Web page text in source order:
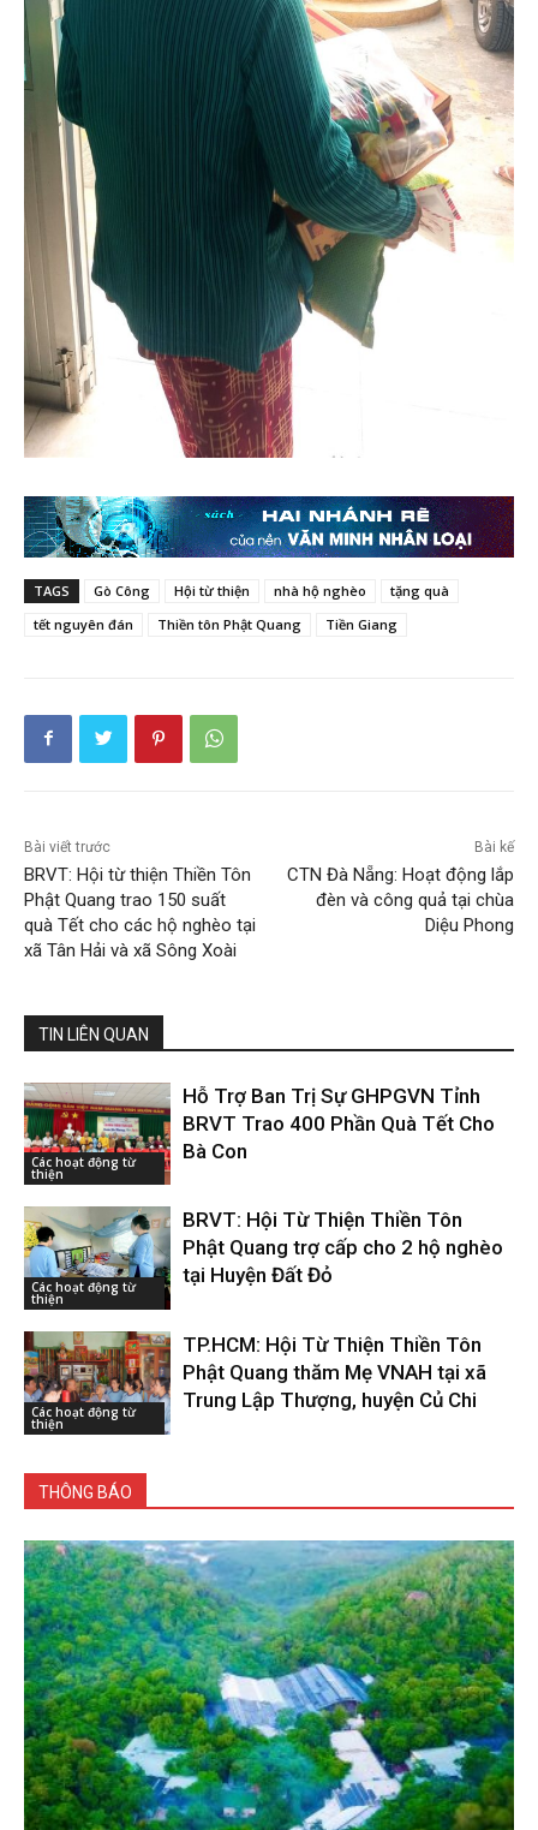
TAGS Gò Công Hội từ thiện nhà hộ nghèo
tặng quà
tết nguyên đán
Thiền tôn Phật Quang Tiền Giang
Bài viết trước
BRVT: Hội từ thiện Thiền Tôn
Phật Quang trao 150 suất
quà Tết cho các hộ nghèo tại
xã Tân Hải và xã Sông Xoài
Bài kế
CTN Đà Nẵng: Hoạt động lắp
đèn và công quả tại chùa
Diệu Phong
TIN LIÊN QUAN
Các hoạt động từ
thiện
Hỗ Trợ Ban Trị Sự GHPGVN Tỉnh
BRVT Trao 400 Phần Quà Tết Cho
Bà Con
Các hoạt động từ
thiện
BRVT: Hội Từ Thiện Thiền Tôn
Phật Quang trợ cấp cho 2 hộ nghèo
tại Huyện Đất Đỏ
Các hoạt động từ
thiện
TP.HCM: Hội Từ Thiện Thiền Tôn
Phật Quang thăm Mẹ VNAH tại xã
Trung Lập Thượng, huyện Củ Chi
THÔNG BÁO